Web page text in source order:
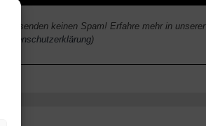
Wir senden keinen Spam! Erfahre mehr in unserer
Datenschutzerklärung)